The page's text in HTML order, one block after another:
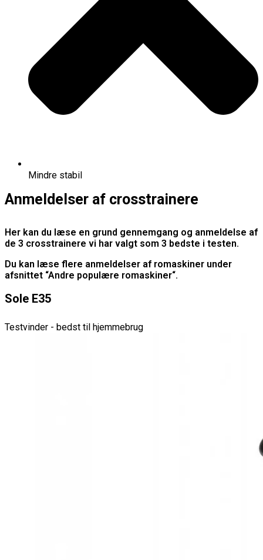
Mindre stabil
Anmeldelser af crosstrainere
Her kan du læse en grund gennemgang og anmeldelse af
de 3 crosstrainere vi har valgt som 3 bedste i testen.
Du kan læse flere anmeldelser af romaskiner under
afsnittet “Andre populære romaskiner“.
Sole E35
Testvinder - bedst til hjemmebrug